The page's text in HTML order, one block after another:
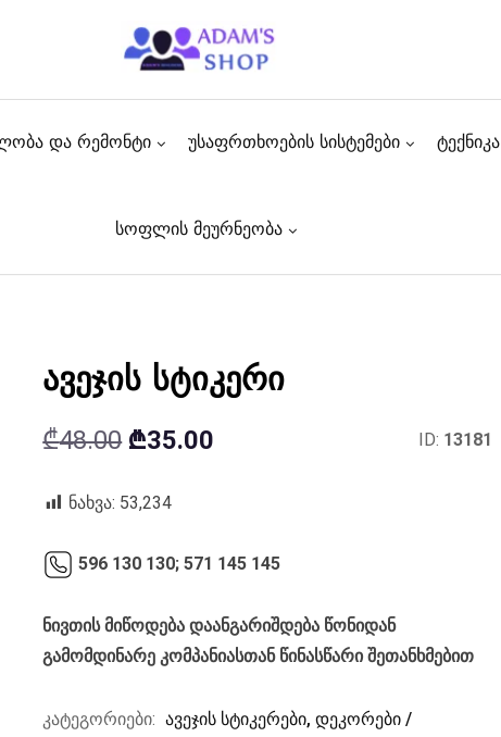
და რემონტი უსაფრთხოების სისტემები ტექნიკა
სოფლის მეურნეობა
ავეჯის სტიკერი
₾48.00 Original
was:
₾35.00 ID: 13181
ნახვა: 53,234
596 130 130; 571 145 145
ნივთის მიწოდება დაანგარიშდება წონიდან
გამომდინარე კომპანიასთან წინასწარი შეთანხმებით
კატეგორიები: ავეჯის სტიკერები,დეკორები /